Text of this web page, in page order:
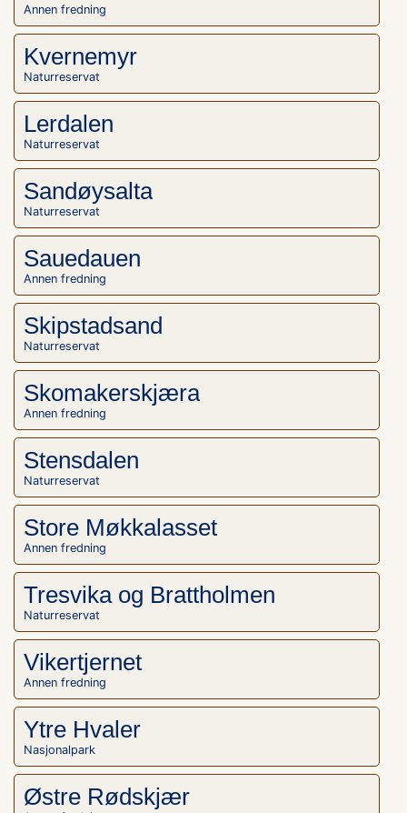
Annen fredning
Kvernemyr
Naturreservat
Lerdalen
Naturreservat
Sandøysalta
Naturreservat
Sauedauen
Annen fredning
Skipstadsand
Naturreservat
Skomakerskjæra
Annen fredning
Stensdalen
Naturreservat
Store Møkkalasset
Annen fredning
Tresvika og Brattholmen
Naturreservat
Vikertjernet
Annen fredning
Ytre Hvaler
Nasjonalpark
Østre Rødskjær